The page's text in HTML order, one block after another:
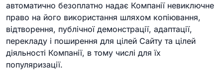
автоматично безоплатно надає Компанії невиключне
право на його використання шляхом копіювання,
відтворення, публічної демонстрації, адаптації,
перекладу і поширення для цілей Сайту та цілей
діяльності Компанії, в тому числі для їх
популяризації.